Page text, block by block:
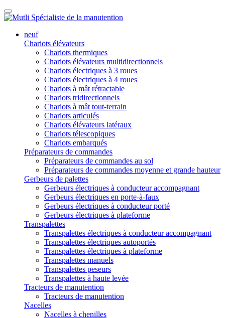
neuf
Chariots élévateurs
Chariots thermiques
Chariots élévateurs multidirectionnels
Chariots électriques à 3 roues
Chariots électriques à 4 roues
Chariots à mât rétractable
Chariots tridirectionnels
Chariots à mât tout-terrain
Chariots articulés
Chariots élévateurs latéraux
Chariots télescopiques
Chariots embarqués
Préparateurs de commandes
Préparateurs de commandes au sol
Préparateurs de commandes moyenne et grande hauteur
Gerbeurs de palettes
Gerbeurs électriques à conducteur accompagnant
Gerbeurs électriques en porte-à-faux
Gerbeurs électriques à conducteur porté
Gerbeurs électriques à plateforme
Transpalettes
Transpalettes électriques à conducteur accompagnant
Transpalettes électriques autoportés
Transpalettes électriques à plateforme
Transpalettes manuels
Transpalettes peseurs
Transpalettes à haute levée
Tracteurs de manutention
Tracteurs de manutention
Nacelles
Nacelles à chenilles